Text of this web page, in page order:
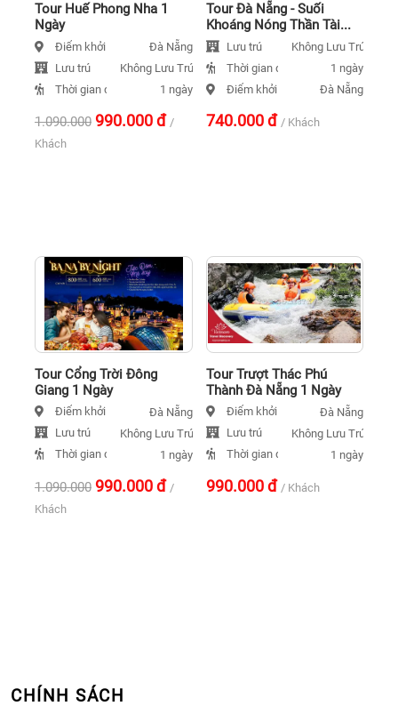
Tour Huế Phong Nha 1
Ngày
Điểm khởi hành
Đà Nẵng
Lưu trú
Không Lưu Trú
Thời gian đi
1 ngày
1.090.000 990.000đ /
Khách
Tour Đà Nẵng - Suối
Khoáng Nóng Thần Tài...
Lưu trú
Không Lưu Trú
Thời gian đi
1 ngày
Điểm khởi hành
Đà Nẵng
740.000đ / Khách
Tour Cổng Trời Đông
Giang 1 Ngày
Điểm khởi hành
Đà Nẵng
Lưu trú
Không Lưu Trú
Thời gian đi
1 ngày
1.090.000 990.000đ /
Khách
Tour Trượt Thác Phú
Thành Đà Nẵng 1 Ngày
Điểm khởi hành
Đà Nẵng
Lưu trú
Không Lưu Trú
Thời gian đi
1 ngày
990.000đ / Khách
CHÍNH SÁCH